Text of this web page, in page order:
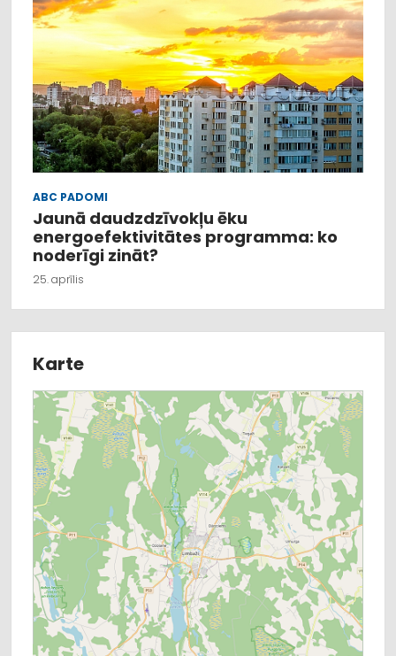
ABC PADOMI
Jaunā daudzdzīvokļu ēku
energoefektivitātes programma: ko
noderīgi zināt?
25. aprīlis
Karte